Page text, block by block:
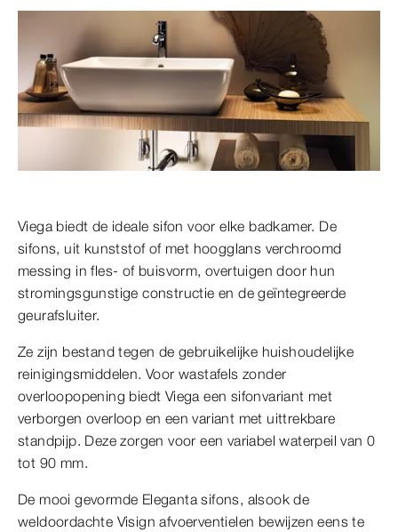
Viega biedt de ideale sifon voor elke badkamer. De
sifons, uit kunststof of met hoogglans verchroomd
messing in fles- of buisvorm, overtuigen door hun
stromingsgunstige constructie en de geïntegreerde
geurafsluiter.
Ze zijn bestand tegen de gebruikelijke huishoudelijke
reinigingsmiddelen. Voor wastafels zonder
overloopopening biedt Viega een sifonvariant met
verborgen overloop en een variant met uittrekbare
standpijp. Deze zorgen voor een variabel waterpeil van 0
tot 90 mm.
De mooi gevormde Eleganta sifons, alsook de
weldoordachte Visign afvoerventielen bewijzen eens te